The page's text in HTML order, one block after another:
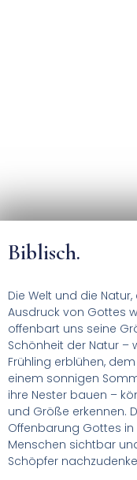
Biblisch.
Die Welt und die
Ausdruck von Gottes
offenbart uns seine
Schönheit der Natur –
Frühling erblühen,
einem sonnigen
ihre Nester bauen –
und Größe erkennen.
Offenbarung Gottes
Menschen sichtbar
Schöpfer